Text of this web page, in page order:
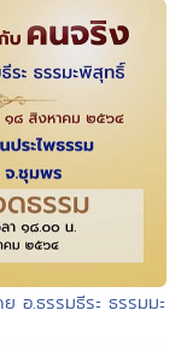
อ.ธรรมธีระ ธรรมมะ